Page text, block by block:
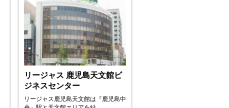
リージャス 鹿児島天文館ビ
ジネスセンター
リージャス鹿児島天文館は『鹿児島中